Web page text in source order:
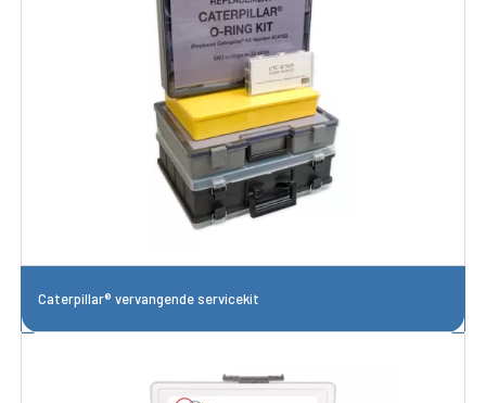
Caterpillar® vervangende servicekit